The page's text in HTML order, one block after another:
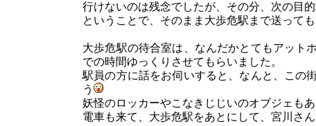
行けないのは残念でしたが、その分、次の目
ということで、そのまま大歩危駅まで送っても
大歩危駅の待合室は、なんだかとてもアット
での時間ゆっくりさせてもらいました。
駅員の方に話をお伺いすると、なんと、この
う
妖怪のロッカーやこなきじじいのオブジェも
電車も来て、大歩危駅をあとにして、宮川さ